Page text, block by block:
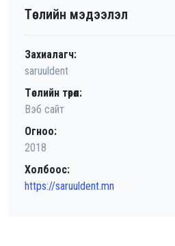
Төслийн мэдээлэл
Захиалагч:
saruuldent
Төслийн төрөл:
Вэб сайт
Огноо:
2018
Холбоос:
https://saruuldent.mn